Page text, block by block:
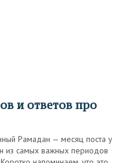
Рамадан — месяц поста у
из самых важных периодов